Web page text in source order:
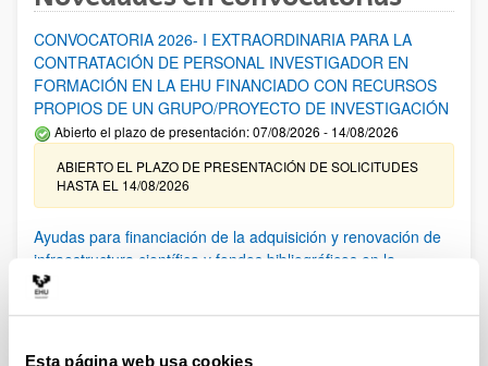
Esta página web usa cookies
CONVOCATORIA 2026- I EXTRAORDINARIA PARA LA
CONTRATACIÓN DE PERSONAL INVESTIGADOR EN
FORMACIÓN EN LA EHU FINANCIADO CON RECURSOS
PROPIOS DE UN GRUPO/PROYECTO DE INVESTIGACIÓN
Abierto el plazo de presentación: 07/08/2026 - 14/08/2026
ABIERTO EL PLAZO DE PRESENTACIÓN DE SOLICITUDES
HASTA EL 14/08/2026
Ayudas para financiación de la adquisición y renovación de
infraestructura científica y fondos bibliográficos en la
UPV/EHU 2026
solicitudes admitidas y excluidas. 23/03/2026: Relación